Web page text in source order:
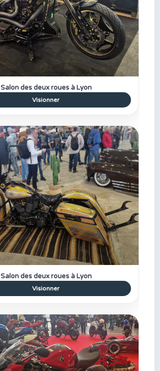
Salon des deux roues à Lyon
Visionner
Salon des deux roues à Lyon
Visionner